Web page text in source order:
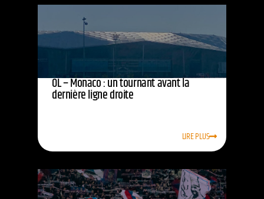
OL – Monaco : un tournant avant la
dernière ligne droite
LIRE PLUS